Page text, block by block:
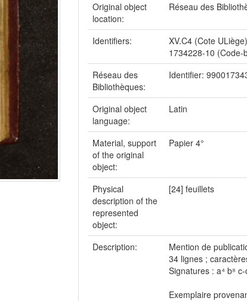
Original object
location:
Réseau des
Identifiers:
XV.C4 (Cote ULiège)
1734228-10 (Code-
Réseau des
Bibliothèques:
Identifier:
Original object
language:
Latin
Material, support
of the original
object:
Papier 4°
Physical
description of the
represented
object:
[24] feuillets
Description:
Mention de
34 lignes ;
Signatures : a⁴ b⁸ c-
Exemplaire